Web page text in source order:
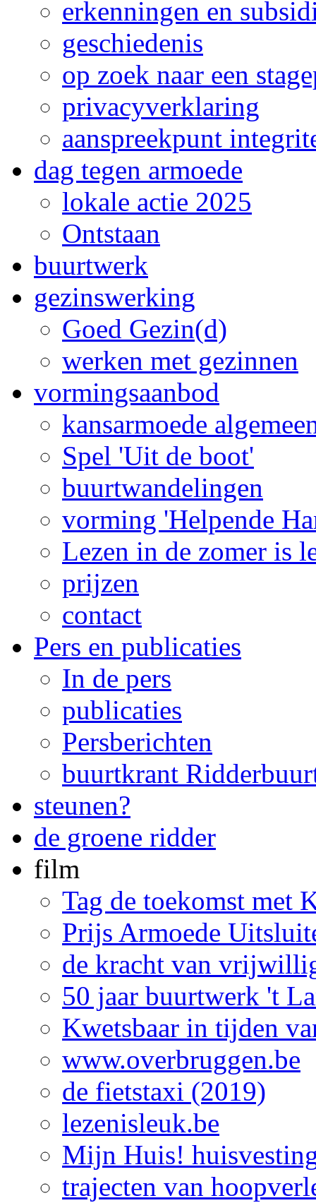
erkenningen en
geschiedenis
op zoek naar een
privacyverklaring
aanspreekpunt
dag tegen armoede
lokale actie 2025
Ontstaan
buurtwerk
gezinswerking
Goed Gezin(d)
werken met gezinnen
vormingsaanbod
kansarmoede
Spel 'Uit de boot'
buurtwandelingen
vorming 'Helpende
Lezen in de zomer is
prijzen
contact
Pers en publicaties
In de pers
publicaties
Persberichten
buurtkrant
steunen?
de groene ridder
film
Tag de toekomst met
Prijs Armoede
de kracht van
50 jaar buurtwerk 't
Kwetsbaar in tijden
www.overbruggen.be
de fietstaxi (2019)
lezenisleuk.be
Mijn Huis!
trajecten van